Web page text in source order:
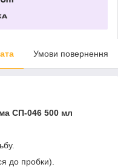
Умови повернення
СП-046 500 мл
до пробки).